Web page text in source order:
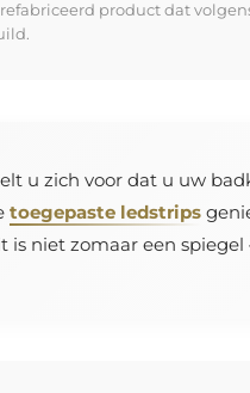
product dat
u zich voor dat u uw
toegepaste ledstrips
is niet zomaar een